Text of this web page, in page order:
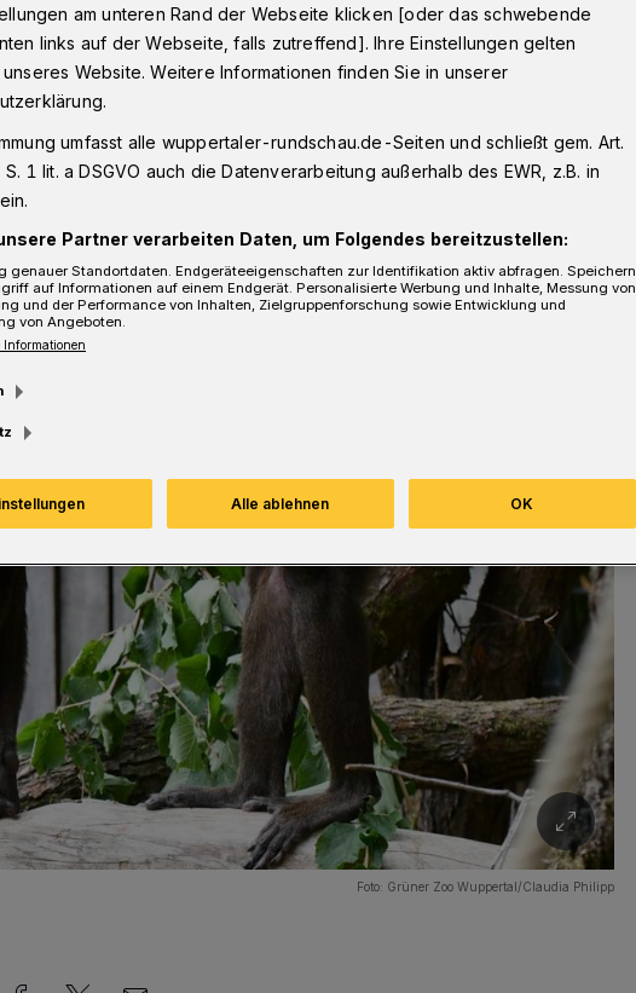
Hinterteil
1/5
Foto: Grüner Zoo Wuppertal/Claudia Philipp
am unteren Rand der Webseite klicken [oder das schwebende
links auf der Webseite, falls zutreffend]. Ihre Einstellungen gelten
Website. Weitere Informationen finden Sie in unserer
umfasst alle wuppertaler-rundschau.de-Seiten und schließt gem. Art.
1 lit. a DSGVO auch die Datenverarbeitung außerhalb des EWR, z.B. in
Partner verarbeiten Daten, um Folgendes bereitzustellen:
genauer Standortdaten. Endgeräteeigenschaften zur Identifikation aktiv abfragen. Speichern
auf Informationen auf einem Endgerät. Personalisierte Werbung und Inhalte, Messung von
und der Performance von Inhalten, Zielgruppenforschung sowie Entwicklung und
von Angeboten.
Alle ablehnen OK